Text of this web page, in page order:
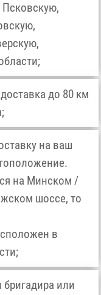
до 80 км
на ваш
на Минском /
шоссе, то
в
бригадира или